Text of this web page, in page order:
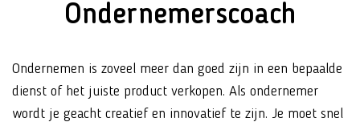
Ondernemerscoach
Ondernemen is zoveel meer dan goed zijn in een bepaalde
dienst of het juiste product verkopen. Als ondernemer
wordt je geacht creatief en innovatief te zijn. Je moet snel